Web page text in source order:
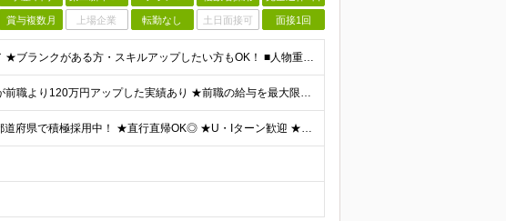
賞与複数月 上場企業 転勤なし 土日面接可 面接1回
＼CAD経験をお持ちの方は大歓迎／ ★ブランクがある方・スキルアップしたい方もOK！ ■人物重視の採用 ■転職回数不問 ■学歴不問 ＼こんな方にピッタリです／ ◆今よりもっとスキルを磨きたい ◆機
★経験者は月給38万円以上 ★年収が前職より120万円アップした実績あり ★前職の給与を最大限に考慮します！ 【経験者】 ■月給38万円～80万円＋各種手当＋賞与年2回 【未経験者/首都圏】 ■月
★23区内や大阪市内など、全国47都道府県で積極採用中！ ★直行直帰OK◎ ★U・Iターン歓迎 ★会社都合の転勤なし！ ご家族の転勤などに合わせた勤務先の変更はOK◎ ★大阪・東京・名古屋・福岡への引